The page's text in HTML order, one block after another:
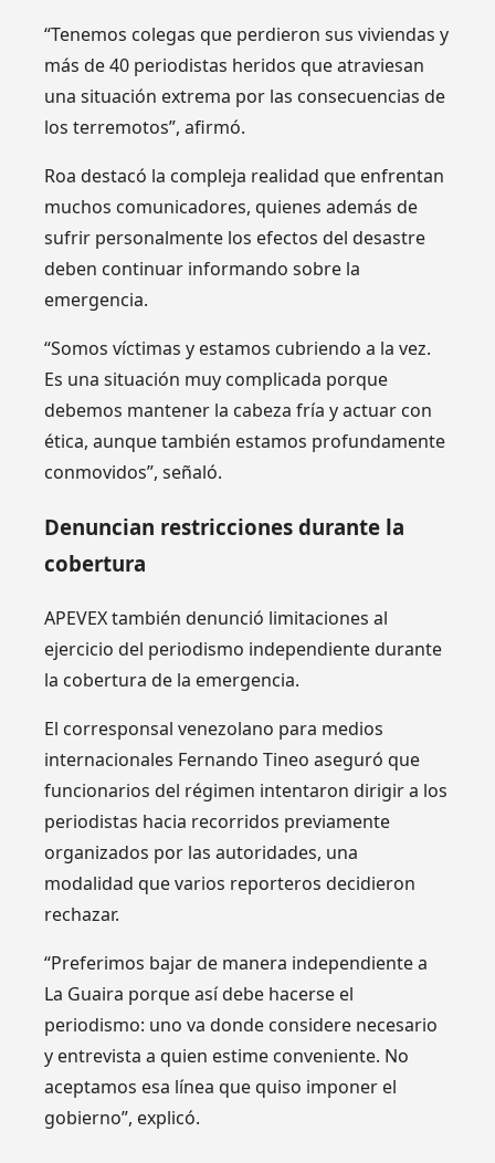
“Tenemos colegas que perdieron sus viviendas y
más de 40 periodistas heridos que atraviesan
una situación extrema por las consecuencias de
los terremotos”, afirmó.
Roa destacó la compleja realidad que enfrentan
muchos comunicadores, quienes además de
sufrir personalmente los efectos del desastre
deben continuar informando sobre la
emergencia.
“Somos víctimas y estamos cubriendo a la vez.
Es una situación muy complicada porque
debemos mantener la cabeza fría y actuar con
ética, aunque también estamos profundamente
conmovidos”, señaló.
Denuncian restricciones durante la
cobertura
APEVEX también denunció limitaciones al
ejercicio del periodismo independiente durante
la cobertura de la emergencia.
El corresponsal venezolano para medios
internacionales Fernando Tineo aseguró que
funcionarios del régimen intentaron dirigir a los
periodistas hacia recorridos previamente
organizados por las autoridades, una
modalidad que varios reporteros decidieron
rechazar.
“Preferimos bajar de manera independiente a
La Guaira porque así debe hacerse el
periodismo: uno va donde considere necesario
y entrevista a quien estime conveniente. No
aceptamos esa línea que quiso imponer el
gobierno”, explicó.